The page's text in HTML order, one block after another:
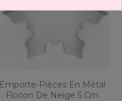
Emporte-Pièces En Métal
Flocon De Neige 5 Cm